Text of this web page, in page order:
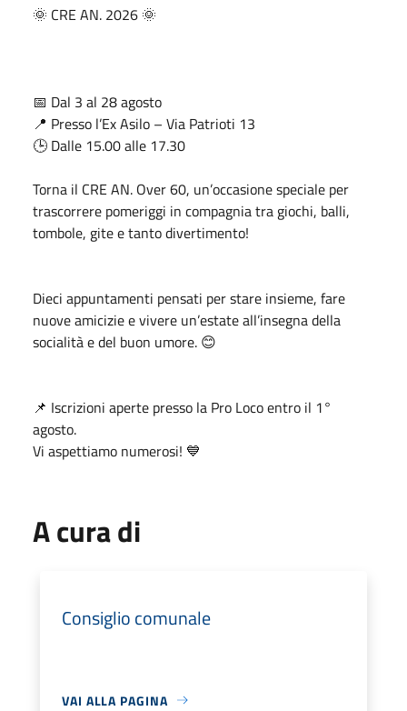
🌞 CRE AN. 2026 🌞
📅 Dal 3 al 28 agosto
📍 Presso l’Ex Asilo – Via Patrioti 13
🕒 Dalle 15.00 alle 17.30
Torna il CRE AN. Over 60, un’occasione speciale per
trascorrere pomeriggi in compagnia tra giochi, balli,
tombole, gite e tanto divertimento!
Dieci appuntamenti pensati per stare insieme, fare
nuove amicizie e vivere un’estate all’insegna della
socialità e del buon umore. 😊
📌 Iscrizioni aperte presso la Pro Loco entro il 1°
agosto.
Vi aspettiamo numerosi! 💙
A cura di
Consiglio comunale
VAI ALLA PAGINA